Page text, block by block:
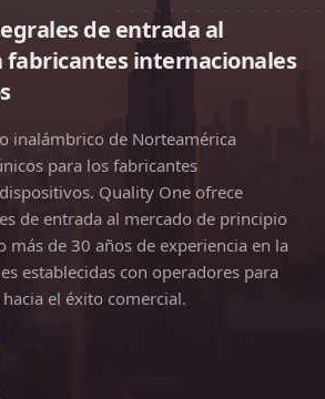
de entrada al
fabricantes internacionales
inalámbrico de Norteamérica
para los fabricantes
Quality One ofrece
de entrada al mercado de principio
más de 30 años de experiencia en la
establecidas con operadores para
el éxito comercial.